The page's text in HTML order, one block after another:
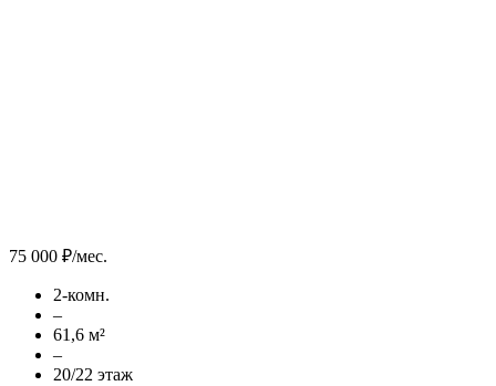
75 000 ₽/мес.
2-комн.
–
61,6 м²
–
20/22 этаж